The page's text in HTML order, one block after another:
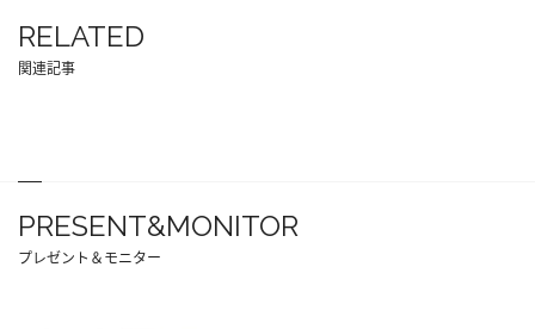
RELATED
関連記事
PRESENT&MONITOR
プレゼント＆モニター